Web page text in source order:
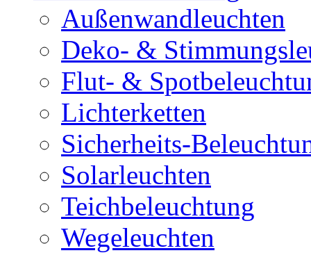
Außenwandleuchten
Deko- &
Flut- &
Lichterketten
Sicherheits-
Solarleuchten
Teichbeleuchtung
Wegeleuchten